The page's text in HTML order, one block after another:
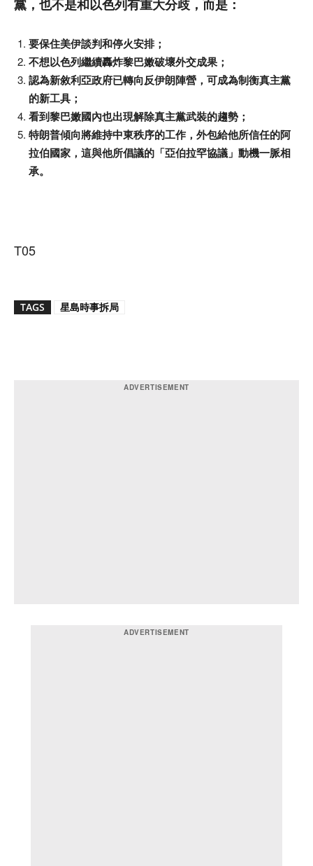
黨，也不是和以色列有重大分歧，而是：
要保住美伊談判和停火安排；
不想以色列繼續轟炸黎巴嫩破壞外交成果；
認為新敘利亞政府已轉向反伊朗陣營，可成為制衡真主黨
的新工具；
看到黎巴嫩國內也出現解除真主黨武裝的趨勢；
特朗普傾向將維持中東秩序的工作，外包給他所信任的阿
拉伯國家，這與他所倡議的「亞伯拉罕協議」動機一脈相
承。
T05
TAGS 星島時事拆局